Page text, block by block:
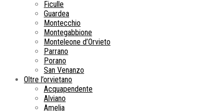
Ficulle
Guardea
Montecchio
Montegabbione
Monteleone d’Orvieto
Parrano
Porano
San Venanzo
Oltre l’orvietano
Acquapendente
Alviano
Amelia